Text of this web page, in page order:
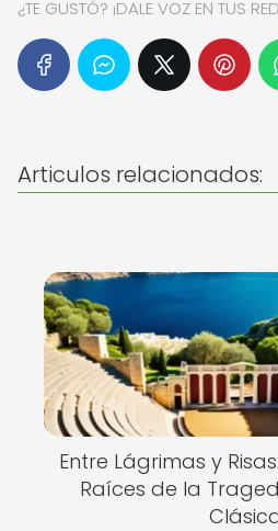
¿TE GUSTÓ? ¡DALE VOZ EN TUS
Articulos relacionados:
Entre Lágrimas y
Raíces de la